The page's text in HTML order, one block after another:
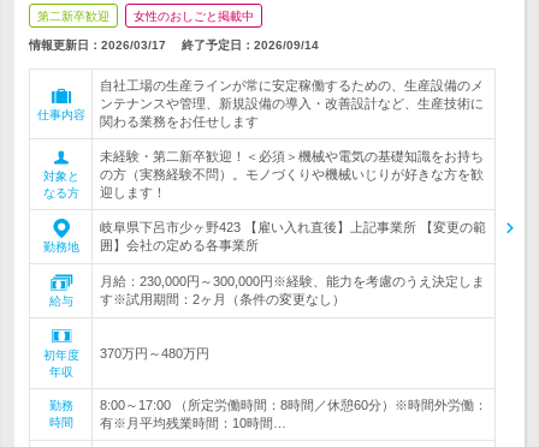
第二新卒歓迎 女性のおしごと掲載中
情報更新日：2026/03/17 終了予定日： 2026/09/14
仕事内容
自社工場の生産ラインが常に安定稼働するための、生産設備のメ
ンテナンスや管理、新規設備の導入・改善設計など、生産技術に
関わる業務をお任せします
対象と
なる方
未経験・第二新卒歓迎！＜必須＞機械や電気の基礎知識をお持ち
の方（実務経験不問）。モノづくりや機械いじりが好きな方を歓
迎します！
勤務地
岐阜県下呂市少ヶ野423 【雇い入れ直後】上記事業所 【変更の範
囲】会社の定める各事業所
給与
月給：230,000円～300,000円※経験、能力を考慮のうえ決定しま
す※試用期間：2ヶ月（条件の変更なし）
初年度
年収
370万円～480万円
勤務
時間
8:00～17:00 （所定労働時間：8時間／休憩60分）※時間外労働：
有※月平均残業時間：10時間…